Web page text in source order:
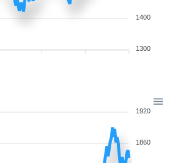
1400
1300
1920
1860